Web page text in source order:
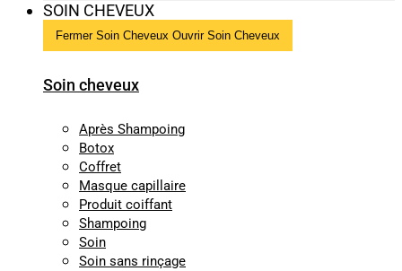
SOIN CHEVEUX
Fermer Soin Cheveux Ouvrir Soin Cheveux
Soin cheveux
Après Shampoing
Botox
Coffret
Masque capillaire
Produit coiffant
Shampoing
Soin
Soin sans rinçage